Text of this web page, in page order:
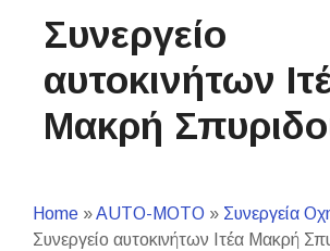
Συνεργείο
αυτοκινήτων
Μακρή
Home »AUTO-MOTO » Συνεργεία
Συνεργείο αυτοκινήτων Ιτέα Μακρή